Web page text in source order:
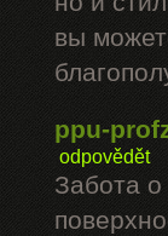
вы
ppu-
odpovědět
Забота